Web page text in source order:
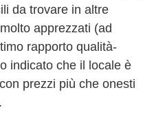
da trovare in altre
apprezzati (ad
rapporto qualità-
indicato che il locale è
prezzi più che onesti